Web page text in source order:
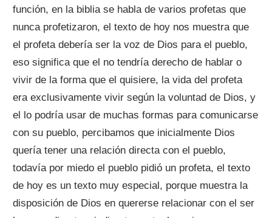
función, en la biblia se habla de varios profetas que
nunca profetizaron, el texto de hoy nos muestra que
el profeta debería ser la voz de Dios para el pueblo,
eso significa que el no tendría derecho de hablar o
vivir de la forma que el quisiere, la vida del profeta
era exclusivamente vivir según la voluntad de Dios, y
el lo podría usar de muchas formas para comunicarse
con su pueblo, percibamos que inicialmente Dios
quería tener una relación directa con el pueblo,
todavía por miedo el pueblo pidió un profeta, el texto
de hoy es un texto muy especial, porque muestra la
disposición de Dios en quererse relacionar con el ser